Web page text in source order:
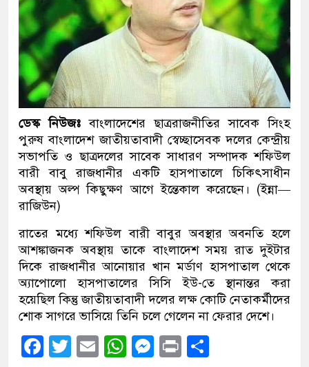
ডেস্ক নিউজঃ বাংলাদেশের ছাত্ররাজনীতির সাবেক সিংহ
পুরুষ বাংলাদেশ জাতীয়তাবাদী স্বেচ্ছাসেবক দলের কেন্দ্রীয়
সভাপতি ও ছাত্রদলের সাবেক সাধারণ সম্পাদক শফিউল
বারী বাবু রাজধানীর একটি হাসপাতালে চিকিৎসাধীন
অবস্থায় অল্প কিছুক্ষণ আগে ইন্তেকাল করেছেন। (ইন্না—
রাজিউন)
রাতের মধ্যে শফিউল বারী বাবুর অবস্থার অবনতি হলে
আশঙ্কাজনক অবস্থায় তাকে বাংলাদেশ সময় রাত দুইটার
দিকে রাজধানীর আনোয়ার খান মর্ডাণ হাসপাতাল থেকে
অ্যাপোলো হাসপাতালের সিসি ইউ-তে স্থানান্তর করা
হয়েছিল কিন্তু জাতীয়তাবাদী দলের লক্ষ কোটি নেতাকর্মীদের
শোক সাগরে ভাসিয়ে তিনি চলে গেলেন না ফেরার দেশে।
Facebook
Twitter
EmailWhatsApp
Messenger
Print